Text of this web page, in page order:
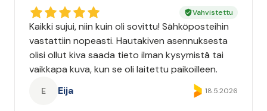
Vahvistettu
Kaikki sujui, niin kuin oli sovittu! Sähköposteihin
vastattiin nopeasti. Hautakiven asennuksesta
olisi ollut kiva saada tieto ilman kysymistä tai
vaikkapa kuva, kun se oli laitettu paikoilleen.
E Eija 18.5.2026